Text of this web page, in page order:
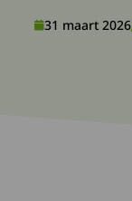
31 maart 2026